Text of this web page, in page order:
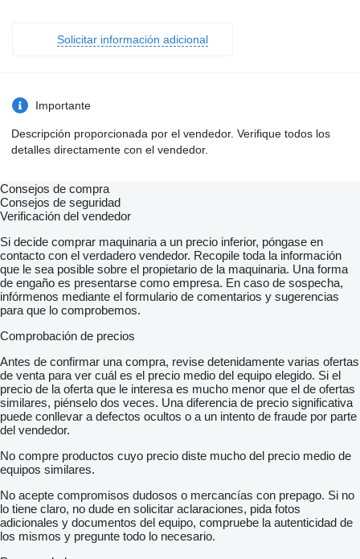
Solicitar información adicional
Importante
Descripción proporcionada por el vendedor. Verifique todos los
detalles directamente con el vendedor.
Consejos de compra
Consejos de seguridad
Verificación del vendedor
Si decide comprar maquinaria a un precio inferior, póngase en
contacto con el verdadero vendedor. Recopile toda la información
que le sea posible sobre el propietario de la maquinaria. Una forma
de engaño es presentarse como empresa. En caso de sospecha,
infórmenos mediante el formulario de comentarios y sugerencias
para que lo comprobemos.
Comprobación de precios
Antes de confirmar una compra, revise detenidamente varias ofertas
de venta para ver cuál es el precio medio del equipo elegido. Si el
precio de la oferta que le interesa es mucho menor que el de ofertas
similares, piénselo dos veces. Una diferencia de precio significativa
puede conllevar a defectos ocultos o a un intento de fraude por parte
del vendedor.
No compre productos cuyo precio diste mucho del precio medio de
equipos similares.
No acepte compromisos dudosos o mercancías con prepago. Si no
lo tiene claro, no dude en solicitar aclaraciones, pida fotos
adicionales y documentos del equipo, compruebe la autenticidad de
los mismos y pregunte todo lo necesario.